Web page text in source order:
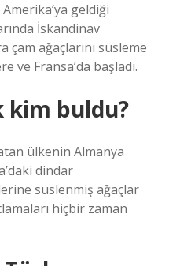
geldiği
İskandinav
çam ağaçlarını süsleme
ve Fransa’da başladı.
kim buldu?
ülkenin Almanya
dindar
süslenmiş ağaçlar
hiçbir zaman